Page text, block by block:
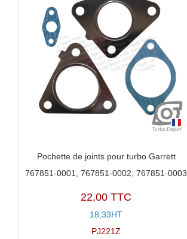
Pochette de joints pour turbo Garrett
767851-0001, 767851-0002, 767851-0003
22,00 TTC
18,33HT
PJ221Z